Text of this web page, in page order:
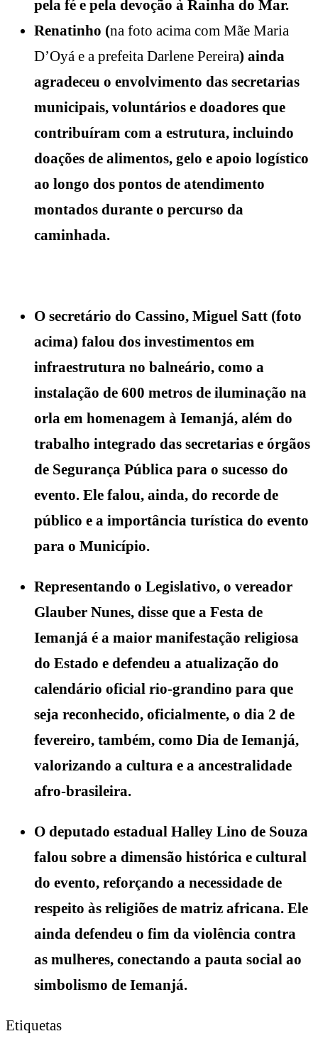
pela fé e pela devoção à Rainha do Mar.
Renatinho (na foto acima com Mãe Maria
D’Oyá e a prefeita Darlene Pereira) ainda
agradeceu o envolvimento das secretarias
municipais, voluntários e doadores que
contribuíram com a estrutura, incluindo
doações de alimentos, gelo e apoio logístico
ao longo dos pontos de atendimento
montados durante o percurso da
caminhada.
O secretário do Cassino, Miguel Satt (foto
acima) falou dos investimentos em
infraestrutura no balneário, como a
instalação de 600 metros de iluminação na
orla em homenagem à Iemanjá, além do
trabalho integrado das secretarias e órgãos
de Segurança Pública para o sucesso do
evento. Ele falou, ainda, do recorde de
público e a importância turística do evento
para o Município.
Representando o Legislativo, o vereador
Glauber Nunes, disse que a Festa de
Iemanjá é a maior manifestação religiosa
do Estado e defendeu a atualização do
calendário oficial rio-grandino para que
seja reconhecido, oficialmente, o dia 2 de
fevereiro, também, como Dia de Iemanjá,
valorizando a cultura e a ancestralidade
afro-brasileira.
O deputado estadual Halley Lino de Souza
falou sobre a dimensão histórica e cultural
do evento, reforçando a necessidade de
respeito às religiões de matriz africana. Ele
ainda defendeu o fim da violência contra
as mulheres, conectando a pauta social ao
simbolismo de Iemanjá.
Etiquetas